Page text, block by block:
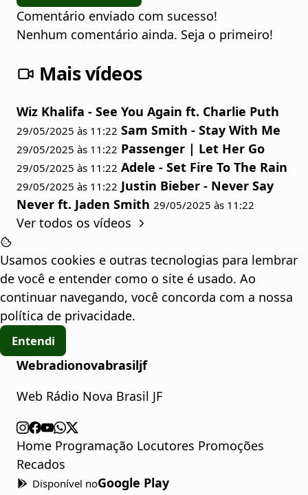
Comentário enviado com sucesso!
Nenhum comentário ainda. Seja o primeiro!
Mais vídeos
Wiz Khalifa - See You Again ft. Charlie Puth
29/05/2025 às 11:22 Sam Smith - Stay With Me
29/05/2025 às 11:22 Passenger | Let Her Go
29/05/2025 às 11:22 Adele - Set Fire To The Rain
29/05/2025 às 11:22 Justin Bieber - Never Say
Never ft. Jaden Smith 29/05/2025 às 11:22
Ver todos os vídeos
Usamos cookies e outras tecnologias para lembrar
de você e entender como o site é usado. Ao
continuar navegando, você concorda com a nossa
política de privacidade.
Entendi
Webradionovabrasiljf
Web Rádio Nova Brasil JF
Home Programação Locutores Promoções
Recados
Disponível noGoogle Play